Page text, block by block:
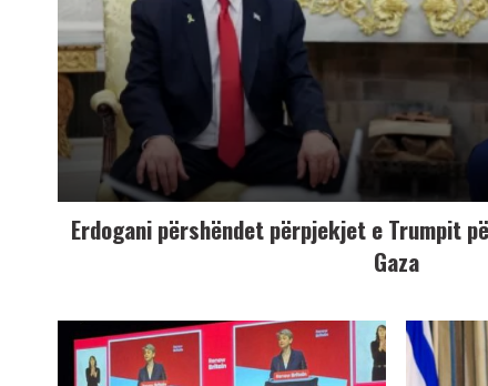
Erdogani përshëndet përpjekjet e Trumpit
Gaza